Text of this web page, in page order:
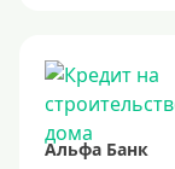
9 лет
10 лет
15 лет
Альфа Банк